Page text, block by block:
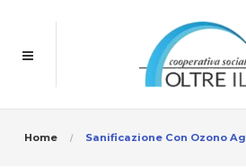
Home Sanificazione Con Ozono